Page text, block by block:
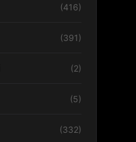
(416)
(391)
(2)
(5)
(332)